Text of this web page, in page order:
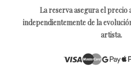
La reserva asegura el precio
independientemente de la
artista.